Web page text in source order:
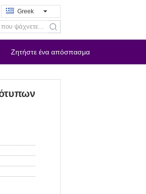
Greek
search
Ζητήστε ένα απόσπασμα